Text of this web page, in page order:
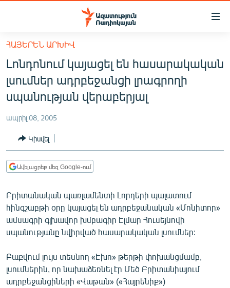
Մատչելիության
հիմնական
բովանդակությանը
հիմնական
մենյուին
ՀԱՅԱՍՏԱՆ
ՔԱՂԱՔԱԿԱՆ
ՀԱՍԱՐԱԿՈՒԹՅՈՒՆ
ՏՆՏԵՍՈՒԹՅՈՒՆ
ՊԱՏԵՐԱԶՄԻ 6 ՇԱԲԱԹՆԵՐԸ
ՏԱՐԱԾԱՇՐՋԱՆ
ՄԻՋԱԶԳԱՅԻՆ
ՄՇԱԿՈՒՅԹ
ՍՊՈՐՏ
ՀԱՅԵՐԵՆ ԱՐԽԻՎ
Լոնդոնում կայացել են հասարակական
լսումներ ադրբեջանցի լրագրողի
սպանության վերաբերյալ
ապրիլ 08, 2005
Կիսվել
Ավելացրեք մեզ Google-ում
Բրիտանական պառլամենտի Լորդերի պալատում
հինգշաբթի օրը կայացել են ադրբեջանական «Մոնիտոր»
ամսագրի գլխավոր խմբագիր Էլմար Հուսեյնովի
սպանությանը նվիրված հասարակական լսումներ:
Բաքվում լույս տեսնող «Էխո» թերթի փոխանցմամբ,
լսումներին, որ նախաձեռնել էր Մեծ Բրիտանիայում
ադրբեջանցիների «Վաթան» («Հայրենիք»)